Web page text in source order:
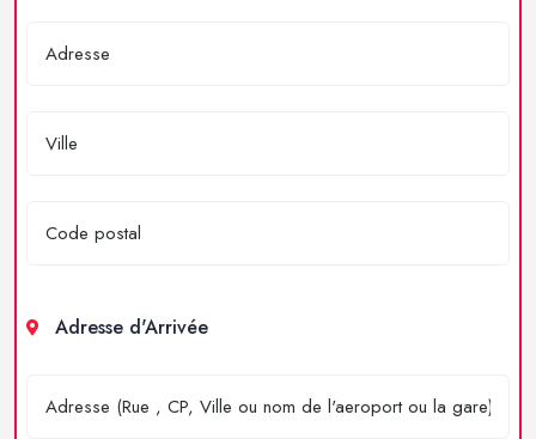
Adresse d'Arrivée